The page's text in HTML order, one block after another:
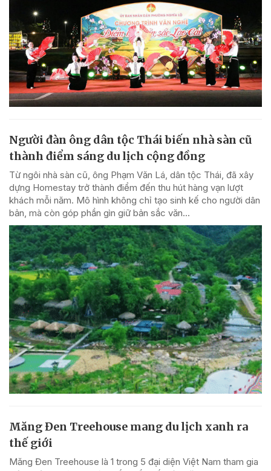
Người đàn ông dân tộc Thái biến nhà sàn cũ
thành điểm sáng du lịch cộng đồng
Từ ngôi nhà sàn cũ, ông Phạm Văn Lá, dân tộc Thái, đã xây
dựng Homestay trở thành điểm đến thu hút hàng vạn lượt
khách mỗi năm. Mô hình không chỉ tạo sinh kế cho người dân
bản, mà còn góp phần gìn giữ bản sắc văn...
Măng Đen Treehouse mang du lịch xanh ra
thế giới
Măng Đen Treehouse là 1 trong 5 đại diện Việt Nam tham gia